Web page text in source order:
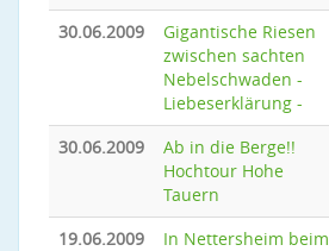
30.06.2009
Gigantische Riesen
zwischen sachten
Nebelschwaden -
Liebeserklärung -
30.06.2009
Ab in die Berge!!
Hochtour Hohe
Tauern
19.06.2009
In Nettersheim beim